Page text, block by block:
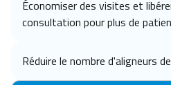
Économiser des visites et
consultation pour plus de
Réduire le nombre d'aligneurs